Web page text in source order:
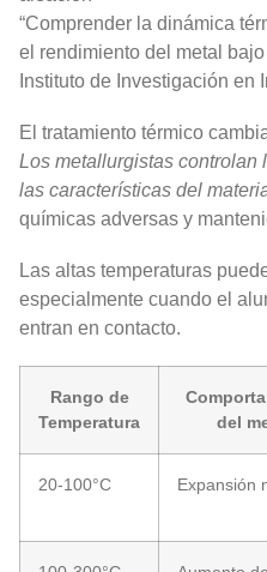
“Comprender la dinámica
el rendimiento del metal
Instituto de Investigación en
El tratamiento térmico
Los metallurgistas controlan
las características del
químicas adversas y
Las altas temperaturas
especialmente cuando el
entran en contacto.
Rango de
Temperatura
del
20-100°C Expansión